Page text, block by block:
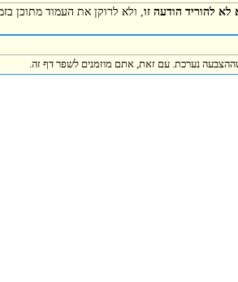
לא להוריד הודעה זו, ולא לרוקן את העמוד מתוכן
נערכת. עם זאת, אתם מוזמנים לשפר דף זה.